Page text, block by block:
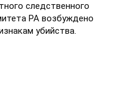
следственного
РА возбуждено
убийства.